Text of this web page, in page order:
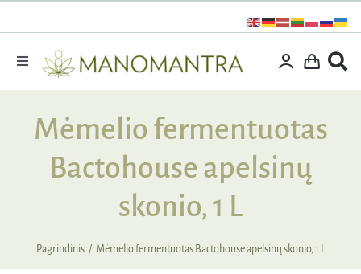
turinį
Toggle
Dovanos
Išpardavimas
Vitaminai ir maisto papildai
Supermaistas
Mėmelio fermentuotas
Bactohouse apelsinų
skonio, 1 L
Pagrindinis Mėmelio fermentuotas Bactohouse apelsinų skonio, 1 L